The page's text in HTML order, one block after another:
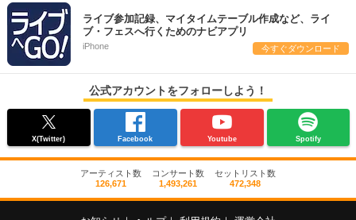
ライブ参加記録、マイタイムテーブル作成など、ライ
ブ・フェスへ行くためのナビアプリ
iPhone 今すぐダウンロード
公式アカウントをフォローしよう！
X(Twitter) Facebook Youtube Spotify
アーティスト数
126,671
コンサート数
1,493,261
セットリスト数
472,348